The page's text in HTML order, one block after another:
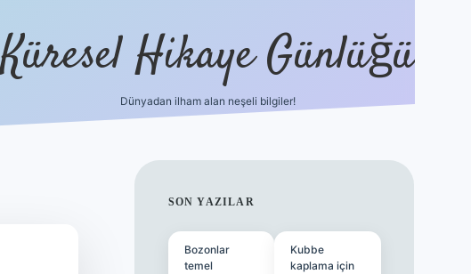
Küresel Hikaye Günlüğü
Dünyadan ilham alan neşeli bilgiler!
SIDEBAR
SON YAZILAR
Bozonlar
temel
Kubbe
kaplama için
betexper